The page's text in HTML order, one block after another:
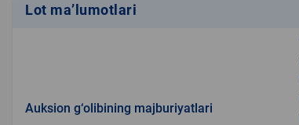
Lot ma’lumotlari
Auksion g‘olibining majburiyatlari